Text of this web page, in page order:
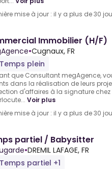
mise à jour : il y a plus de 30
Immobilier (H/F)
•Cugnaux, FR
Temps plein
que Consultant megAgence,
dans la réalisation de leurs
d'affaires à la signature chez
Voir plus
mise à jour : il y a plus de 30
partiel / Babysitter
•DREMIL LAFAGE, FR
Temps partiel +1